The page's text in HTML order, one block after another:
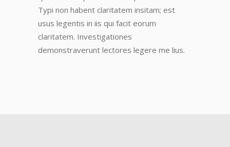
Typi non habent claritatem insitam; est
usus legentis in iis qui facit eorum
claritatem. Investigationes
demonstraverunt lectores legere me lius.